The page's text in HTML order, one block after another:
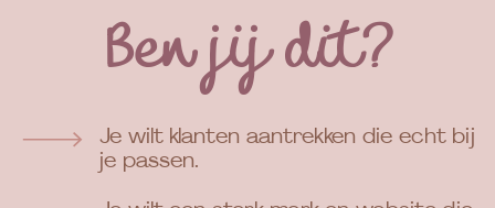
Ben jij dit?
Je wilt klanten aantrekken die echt bij
je passen.